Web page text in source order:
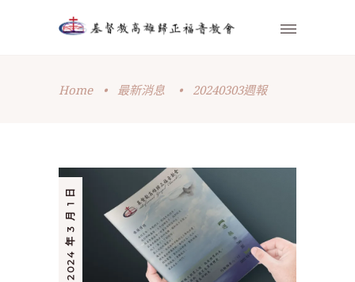
Home • 最新消息 • 20240303週報
2024 年 3 月 1 日